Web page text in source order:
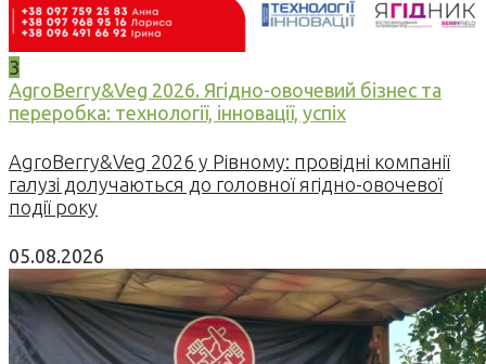
3
AgroBerry&Veg 2026. Ягідно-овочевий бізнес та
переробка: технології, інновації, успіх
AgroBerry&Veg 2026 у Рівному: провідні компанії
галузі долучаються до головної ягідно-овочевої
події року
05.08.2026